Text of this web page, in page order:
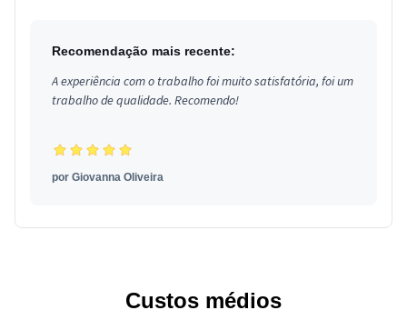
Recomendação mais recente:
A experiência com o trabalho foi muito satisfatória, foi um
trabalho de qualidade. Recomendo!
por Giovanna Oliveira
Custos médios